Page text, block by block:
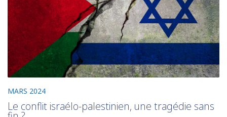
MARS 2024
Le conflit israélo-palestinien, une tragédie sans